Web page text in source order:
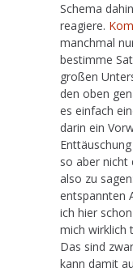
Schema
reagiere.
manchmal
bestimme
großen
den oben
es einfach
darin ein
so aber nicht
also zu
entspannten
ich hier
mich wirklich
Das sind
kann damit